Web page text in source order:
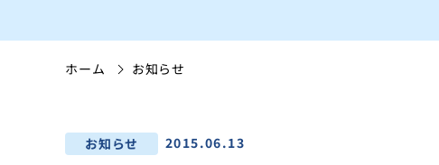
ホーム お知らせ
お知らせ 2015.06.13